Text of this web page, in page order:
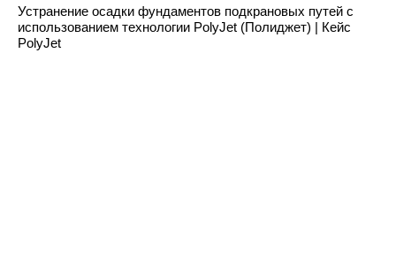
Устранение осадки фундаментов подкрановых путей с
использованием технологии PolyJet (Полиджет) | Кейс
PolyJet